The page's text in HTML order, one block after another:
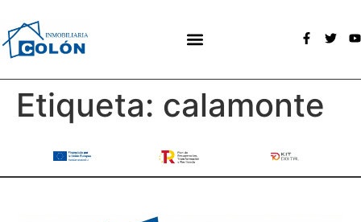
Etiqueta: calamonte